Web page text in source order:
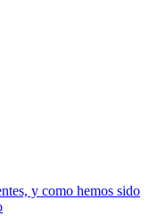
y como hemos sido